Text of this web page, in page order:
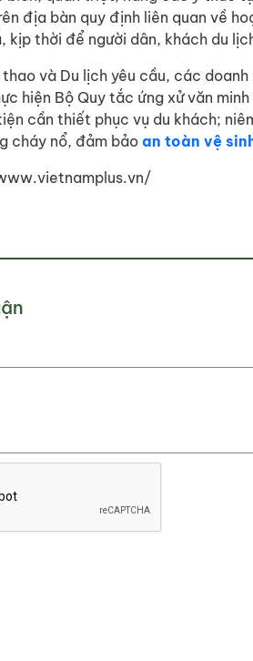
địa bàn quy định liên quan về
kịp thời để người dân, khách du
thao và Du lịch yêu cầu, các
hiện Bộ Quy tắc ứng xử văn
cần thiết phục vụ du khách;
cháy nổ, đảm bảo an toàn vệ